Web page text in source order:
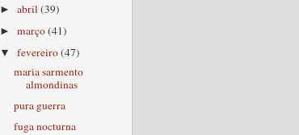
►abril(39)
►março(41)
▼fevereiro(47)
maria sarmento
almondinas
pura guerra
fuga nocturna